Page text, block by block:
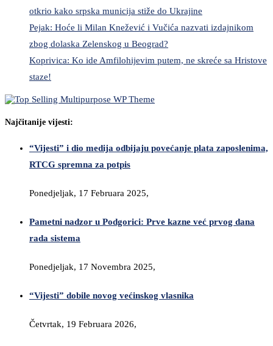
otkrio kako srpska municija stiže do Ukrajine
Pejak: Hoće li Milan Knežević i Vučića nazvati izdajnikom
zbog dolaska Zelenskog u Beograd?
Koprivica: Ko ide Amfilohijevim putem, ne skreće sa Hristove
staze!
Najčitanije vijesti:
“Vijesti” i dio medija odbijaju povećanje plata zaposlenima,
RTCG spremna za potpis
Ponedjeljak, 17 Februara 2025,
Pametni nadzor u Podgorici: Prve kazne već prvog dana
rada sistema
Ponedjeljak, 17 Novembra 2025,
“Vijesti” dobile novog većinskog vlasnika
Četvrtak, 19 Februara 2026,